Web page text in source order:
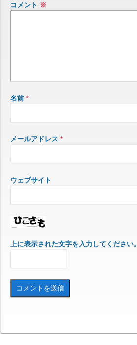
コメント ※
名前 *
メールアドレス *
ウェブサイト
上に表示された文字を入力してください。